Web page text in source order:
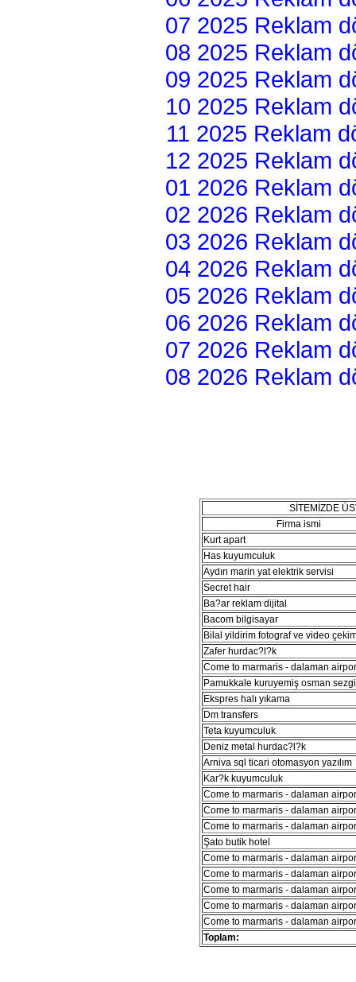
07 2025 Reklam
08 2025 Reklam
09 2025 Reklam
10 2025 Reklam
11 2025 Reklam
12 2025 Reklam
01 2026 Reklam
02 2026 Reklam
03 2026 Reklam
04 2026 Reklam
05 2026 Reklam
06 2026 Reklam
07 2026 Reklam
08 2026 Reklam
SİTEMİZDE
Firma ismi
Kurt apart
Has kuyumculuk
Aydın marin yat elektrik servisi
Secret hair
Ba?ar reklam dijital
Bacom bilgisayar
Bilal yildirim fotograf ve video
Zafer hurdac?l?k
Come to marmaris - dalaman
Pamukkale kuruyemiş osman
Ekspres halı yıkama
Dm transfers
Teta kuyumculuk
Deniz metal hurdac?l?k
Arniva sql ticari otomasyon yazılım
Kar?k kuyumculuk
Come to marmaris - dalaman
Come to marmaris - dalaman
Come to marmaris - dalaman
Şato butik hotel
Come to marmaris - dalaman
Come to marmaris - dalaman
Come to marmaris - dalaman
Come to marmaris - dalaman
Come to marmaris - dalaman
Toplam: